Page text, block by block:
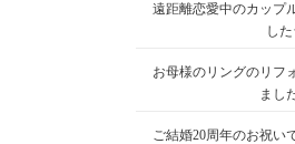
遠距離恋愛中のカップ
し
お母様のリングのリフ
まし
ご結婚20周年のお祝い